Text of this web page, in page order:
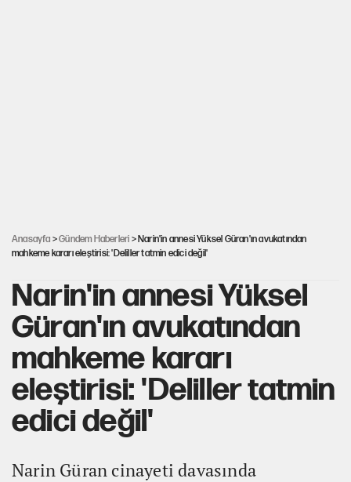
Anasayfa >Gündem Haberleri > Narin'in annesi Yüksel Güran'ın avukatından
mahkeme kararı eleştirisi: 'Deliller tatmin edici değil'
Narin'in annesi Yüksel
Güran'ın avukatından
mahkeme kararı
eleştirisi: 'Deliller tatmin
edici değil'
Narin Güran cinayeti davasında